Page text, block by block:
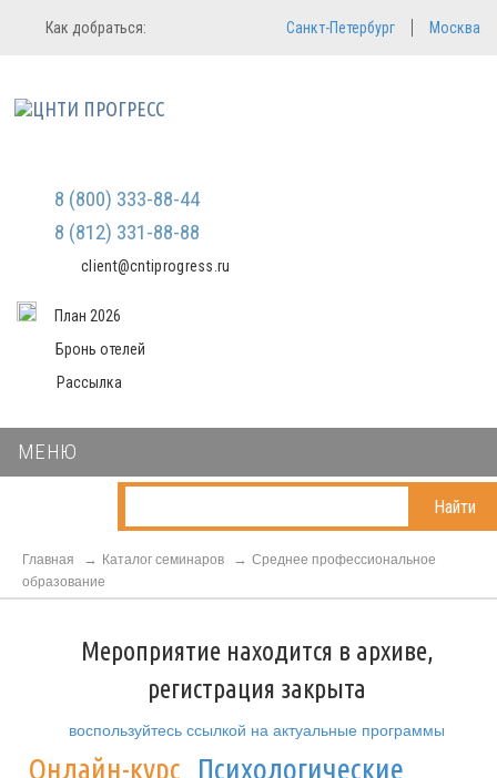
Регистрация
Мы не передаем ваши данные
третьим лицам и не рассылаем
Вход в систему
Как добраться: Санкт-Петербург Москва
8 (800) 333-88-44
8 (812) 331-88-88
client@cntiprogress.ru
План 2026
Бронь отелей
Рассылка
МЕНЮ
Найти
Главная Каталог семинаров
Среднее профессиональное
образование
Мероприятие находится в архиве,
регистрация закрыта
воспользуйтесь ссылкой на актуальные программы
Онлайн-курс Психологические